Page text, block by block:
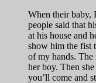
When their baby,
people said that
at his house and
show him the fist
of my hands.
her boy. Then
you’ll come and